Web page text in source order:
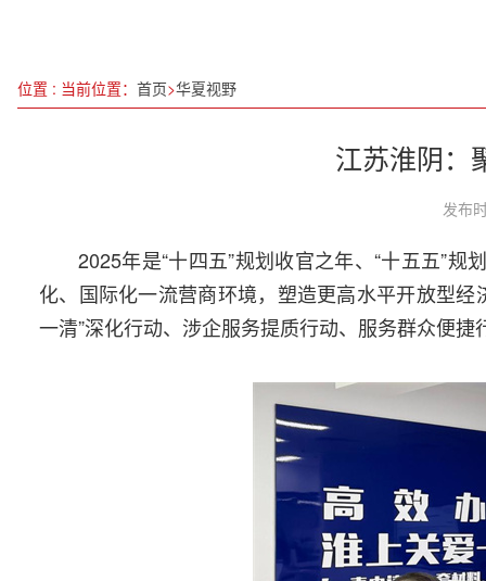
位置 : 当前位置： 首页>华夏视野
江苏淮阴：
发布
2025年是“十四五”规划收官之年、“十五五”
化、国际化一流营商环境，塑造更高水平开放型
一清”深化行动、涉企服务提质行动、服务群众便